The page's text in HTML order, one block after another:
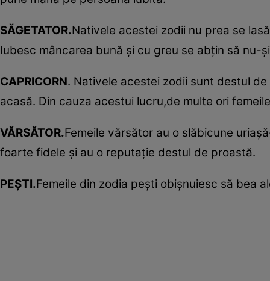
SĂGETATOR.Nativele acestei zodii nu prea se
Iubesc mâncarea bună şi cu greu se abţin să nu-
CAPRICORN. Nativele acestei zodii sunt destul
acasă. Din cauza acestui lucru,de multe ori
VĂRSĂTOR.Femeile vărsător au o slăbicune
foarte fidele şi au o reputaţie destul de proastă.
PEŞTI.Femeile din zodia peşti obişnuiesc să bea